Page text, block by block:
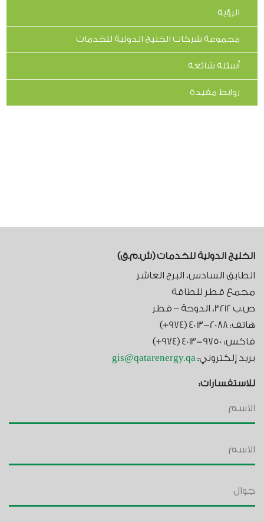
الرؤية
مجموعة شركات الخليج الدولية للخدمات
أسئلة شائعة
روابط مفيدة
الخليج الدولية للخدمات (ش.م.ق)​
الطابق السادس، البرج العاشر
مجمع قطر للطاقة
ص.ب 3212، الدوحة – قطر
هاتف: 2088-4013 (974+)
فاكس: 9750-4013 (974+)
بريد إلكتروني:gis@qatarenergy.qa
للاستفسارات: